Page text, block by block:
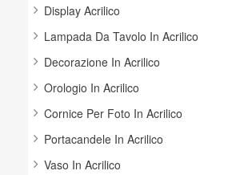
Display Acrilico
Lampada Da Tavolo In Acrilico
Decorazione In Acrilico
Orologio In Acrilico
Cornice Per Foto In Acrilico
Portacandele In Acrilico
Vaso In Acrilico